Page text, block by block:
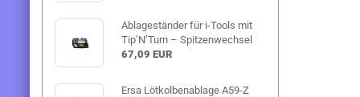
Ablageständer für i-Tools mit
Tip’N’Turn – Spitzenwechsel
67,09 EUR
Ersa Lötkolbenablage A59-Z